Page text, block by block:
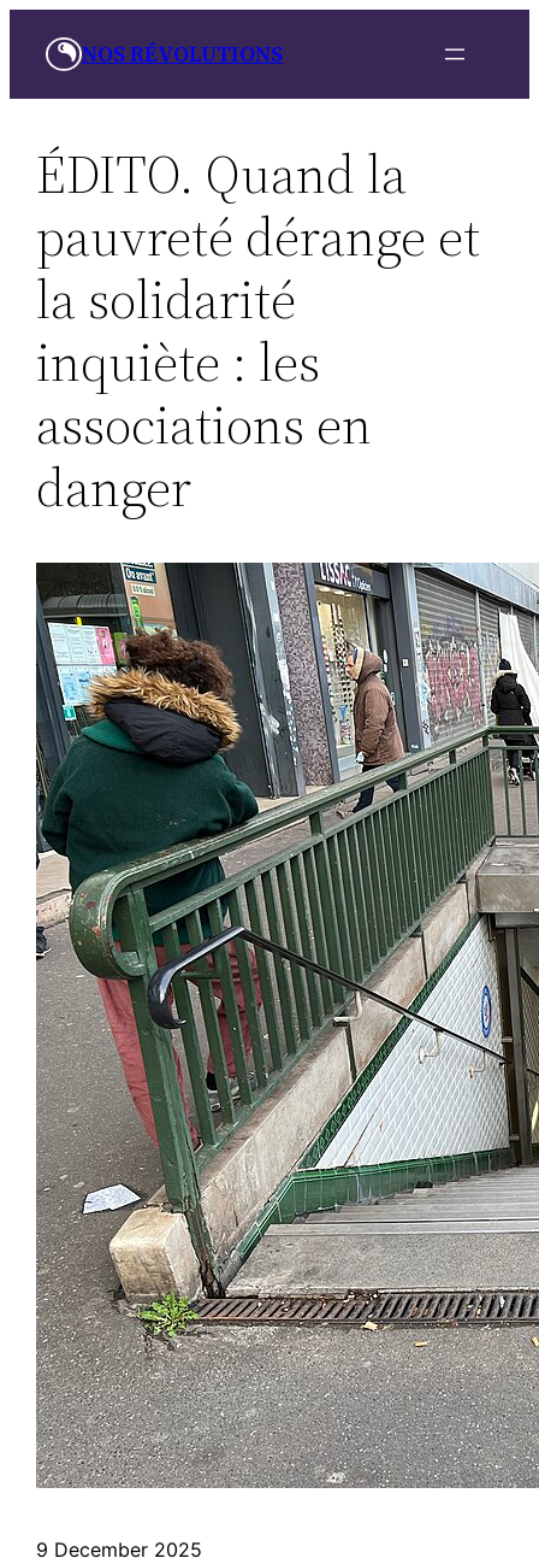
NOS RÉVOLUTIONS
ÉDITO. Quand la
pauvreté dérange et
la solidarité
inquiète : les
associations en
danger
9 December 2025